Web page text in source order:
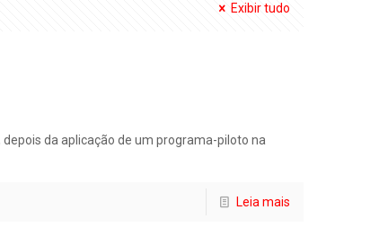
Exibir tudo
da aplicação de um programa-piloto na
Leia mais